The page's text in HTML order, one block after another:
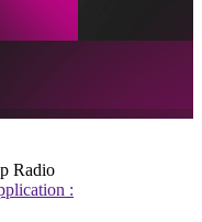
Radio
: